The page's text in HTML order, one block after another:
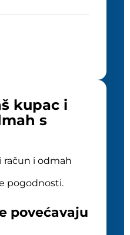
kupac i
s
račun i odmah
pogodnosti.
povećavaju